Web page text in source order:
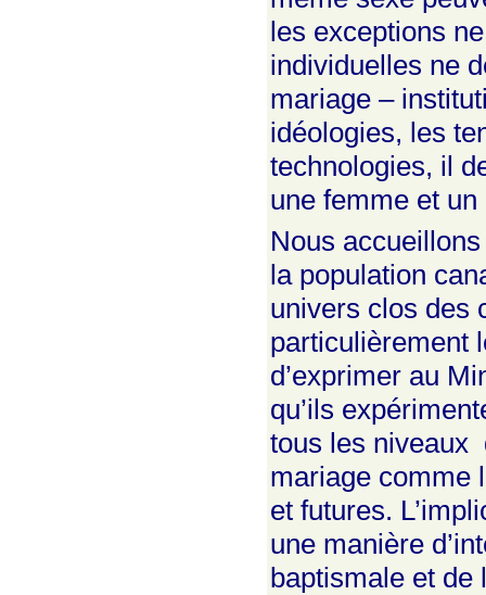
les exceptions
individuelles ne
mariage –
idéologies, les
technologies, il
une femme et
Nous
la population
univers clos des
particulièrement
d’exprimer au
qu’ils
tous les niveaux
mariage comme
et futures.
une manière
baptismale et de